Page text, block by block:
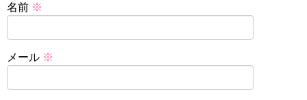
名前 ※
メール ※